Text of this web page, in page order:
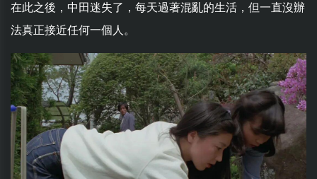
在此之後，中田迷失了，每天過著混亂的生活，但一直沒辦
法真正接近任何一個人。